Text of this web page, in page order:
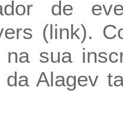
de
(link).
na sua
da Alagev